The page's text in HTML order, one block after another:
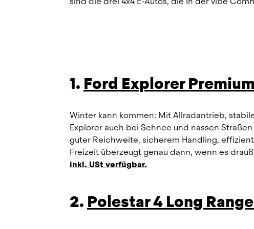
1. Ford Explorer
Winter kann kommen: Mit Allradantrieb,
Explorer auch bei Schnee und nassen
guter Reichweite, sicherem Handling,
Freizeit überzeugt genau dann, wenn es
inkl. USt verfügbar.
2. Polestar 4 Long